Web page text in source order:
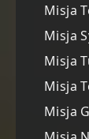
Misja
Misja
Misja
Misja
Misja